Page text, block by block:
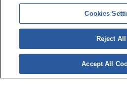
© Mutua Universal 2026 | Mapa
Política de Protección de
cookies
Síguenos en:
Cookies
Reject All
Accept All